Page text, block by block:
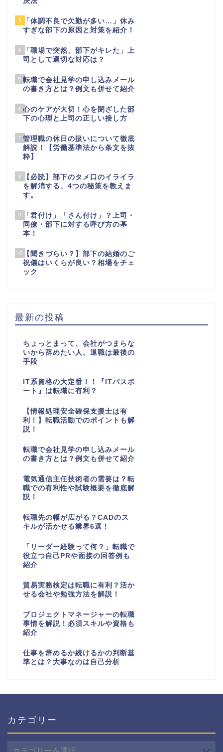
3
「体調不良で欠勤が多い…」休み
すぎな部下の原因と対策を紹介！
4
「職場で突然、部下がキレた」上
司として適切な対応は？
5 転職で会社見学の申し込みメール
の書き方とは？例文も併せて紹介
6 心のケアが大切！心を閉ざした部
下の心理と上司の正しい接し方
7 管理職の休日の扱いについて徹底
解説！【労働基準法から条文を抜
粋】
8
【必読】部下のタメ口のイライラ
を解消する、4つの秘策を教えま
す。
9
「君付け」「さん付け」？上司・
同僚・部下に対する呼び方の基
本！
10 【聞きづらい？】部下の結婚のご
祝儀はいくらが良い？相場をチェ
ック
最新の投稿
ちょっとまって、会社がつまらな
いから辞めたい人。退職は最後の
手段
IT系資格の大定番！！『ITパスポ
ート』は転職に有利？
【情報処理安全確保支援士は有
利！】転職活動でのポイントも解
説！
転職で会社見学の申し込みメール
の書き方とは？例文も併せて紹介
電気通信主任技術者の需要は？転
職での有利性や試験概要を徹底解
説！
転職先の幅が広がる？CADのス
キルが活かせる業界6選！
「リーダー経験って何？」転職で
役立つ自己PRや面接の回答例も
紹介
貿易実務検定は転職に有利？活か
せる会社や勉強方法を解説！
プロジェクトマネージャーの転職
事情を解説！必須スキルや資格も
紹介
仕事を辞めるか続けるかの判断基
準とは？大事なのは自己分析
カテゴリー